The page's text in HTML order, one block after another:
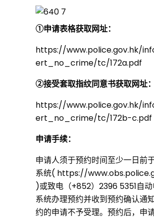
①申请表格获取网址：
https://www.police.gov.hk/
ert_no_crime/tc/172a.pdf
②接受套取指纹同意书获取网址：
https://www.police.gov.hk/
ert_no_crime/tc/172b-c.pdf
申请手续：
申请人须于预约时间至少一日前
系统( https://
)或致电（+852）2396 5351自
系统办理预约并收到预约确认通
约的申请不予受理。预约后，申